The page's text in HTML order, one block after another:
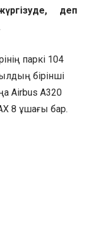
деп
паркі 104
бірінші
Airbus A320
8 ұшағы бар.